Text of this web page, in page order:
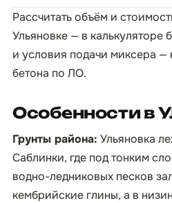
Рассчитать объём и
Ульяновке — в калькуляторе
и условия подачи миксера —
бетона по ЛО.
Особенности в
Грунты района: Ульяновка
Саблинки, где под тонким
водно-ледниковых песков
кембрийские глины, а в